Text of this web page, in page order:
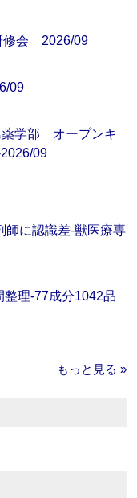
修会 2026/09
09
学部 オープンキ
09
師に認識差‐獣医療専
整理‐77成分1042品
もっと見る »